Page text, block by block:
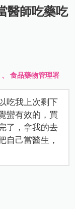
醫師吃藥吃
、食品藥物管理署
吃我上次剩下
蠻有效的，買
了，拿我的去
自己當醫生，